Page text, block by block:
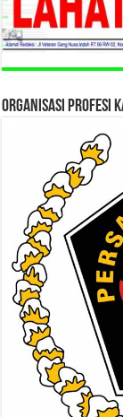
ORGANISASI PROFESI